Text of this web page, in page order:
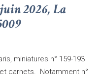
2026, La
miniatures n° 159-193
carnets. Notamment n°